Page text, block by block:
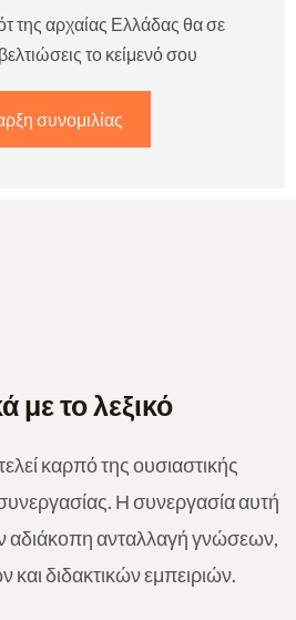
της αρχαίας Ελλάδας θα σε
το κείμενό σου
συνομιλίας
με το λεξικό
καρπό της ουσιαστικής
Η συνεργασία αυτή
αδιάκοπη ανταλλαγή γνώσεων,
διδακτικών εμπειριών.